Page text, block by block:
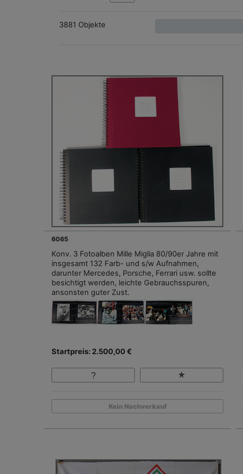
3881 Objekte
6065
Konv. 3 Fotoalben Mille Miglia 80/90er Jahre mit
insgesamt 132 Farb- und s/w Aufnahmen,
darunter Mercedes, Porsche, Ferrari usw. sollte
besichtigt werden, leichte Gebrauchsspuren,
ansonsten guter Zust.
Startpreis: 2.500,00 €
Kein Nachverkauf